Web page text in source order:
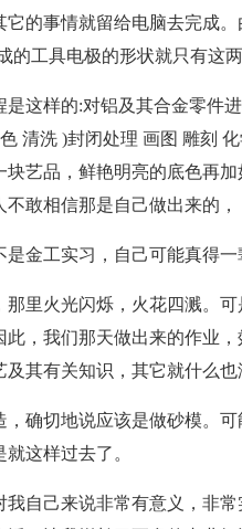
的事情就留给电脑去完成
的工具电极的形状就只有这
这样的:对铝及其合金零件
清洗 )封闭处理 画图 雕刻
艺品，鲜艳明亮的底色再
敢相信那是自己做出来的，
金工实习，自己可能真得
里火光闪烁，火花四溅。
，我们那天做出来的作业
其有关知识，其它就什么也
确切地说应该是做砂模。
这样过去了。
自己来说非常有意义，非